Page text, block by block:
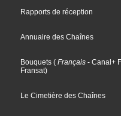
Rapports de réception
Annuaire des Chaînes
Bouquets ( Français - Canal+
Fransat)
Le Cimetière des Chaînes